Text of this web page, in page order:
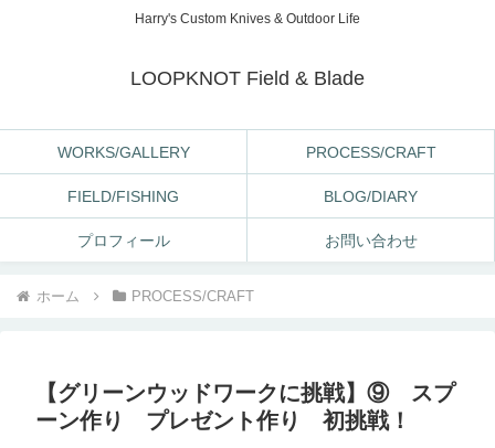
Harry's Custom Knives & Outdoor Life
LOOPKNOT Field & Blade
WORKS/GALLERY PROCESS/CRAFT
FIELD/FISHING BLOG/DIARY
プロフィール お問い合わせ
ホーム PROCESS/CRAFT
【グリーンウッドワークに挑戦】⑨ スプ
ーン作り プレゼント作り 初挑戦！